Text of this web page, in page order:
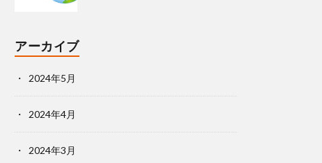
アーカイブ
2024年5月
2024年4月
2024年3月